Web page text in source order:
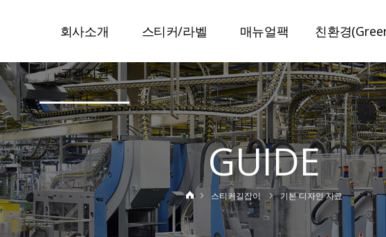
회사소개
CEO인사말
회사개요
주요사업
설비현황
특허현황
품질관리
부서소개
스티커/라벨
스티커라벨
보안라벨
이중라벨
책자라벨
정품인증라벨
변색방지라벨
사진스티커
매뉴얼팩
매뉴얼팩
일반접지
특수접지
봉인설명서
특허인증
친환경
슈가라벨
수분리라벨
미네랄라벨
저탄소라벨
탄소저감인쇄
고객지원
공지사항
고객상담
견적문의
발주요청
샘플신청
GUIDE
스티커길잡이 기본 디자인 자료